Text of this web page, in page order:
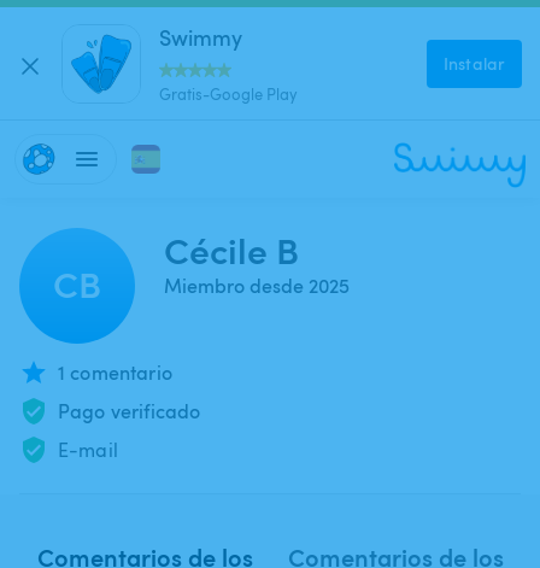
Swimmy
Gratis-Google Play
Instalar
CB
Cécile B
Miembro desde 2025
1 comentario
Pago verificado
E-mail
Comentarios de los
Comentarios de los